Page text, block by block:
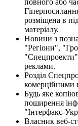
розміщена в
матеріалу.
Новини з
"Регіони",
реклами.
Розділ
комерційними
Будь яке
поширення
"Інтерфакс-
Власник веб-